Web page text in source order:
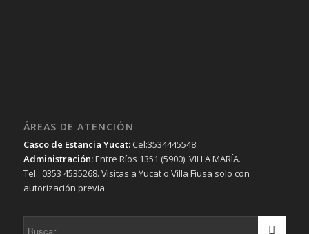
ÁREAS DE ATENCIÓN
Casco de Estancia Yucat:Cel:3534445548
Administración:Entre Ríos 1351 (5900). VILLA MARÍA.
Tel.: 0353 4535268. Visitas a Yucat o Villa Fiusa solo con
autorización previa